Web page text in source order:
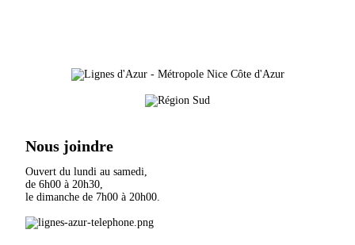
Nous joindre
Ouvert du lundi au samedi,
de 6h00 à 20h30,
le dimanche de 7h00 à 20h00.